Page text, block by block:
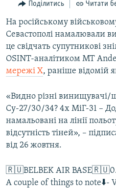
ВСЕ ЗА ДЕНЬ
СПЕЦПРОЕКТИ
ДЕПОРТАЦІЯ
ВІДЕОУРОКИ «ELIFBE»
СВІДЧЕННЯ ОКУПАЦІЇ
УКРАЇНСЬКА ПРОБЛЕМА КРИМУ
ІНФОГРАФІКА
ЯК ОБІЙТИ БЛОКУВАННЯ
Русский
ДОЛУЧАЙСЯ!
Поділитись Читати
На російському
Севастополі намалювали
це свідчать супутникові
OSINT-аналітиком MT
мережі Х, раніше відомій
«Видно різні
Су-27/30/34? 4х МіГ-31 –
намальовані на лінії
відсутність тіней», –
від 26 жовтня.
🇷🇺BELBEK AIR
A couple of things to note⬇️-